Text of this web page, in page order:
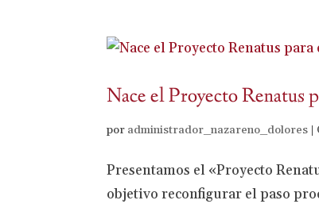
Nace el Proyecto Renatus
por administrador_nazareno_dolores |
Presentamos el «Proyecto
objetivo reconfigurar el paso